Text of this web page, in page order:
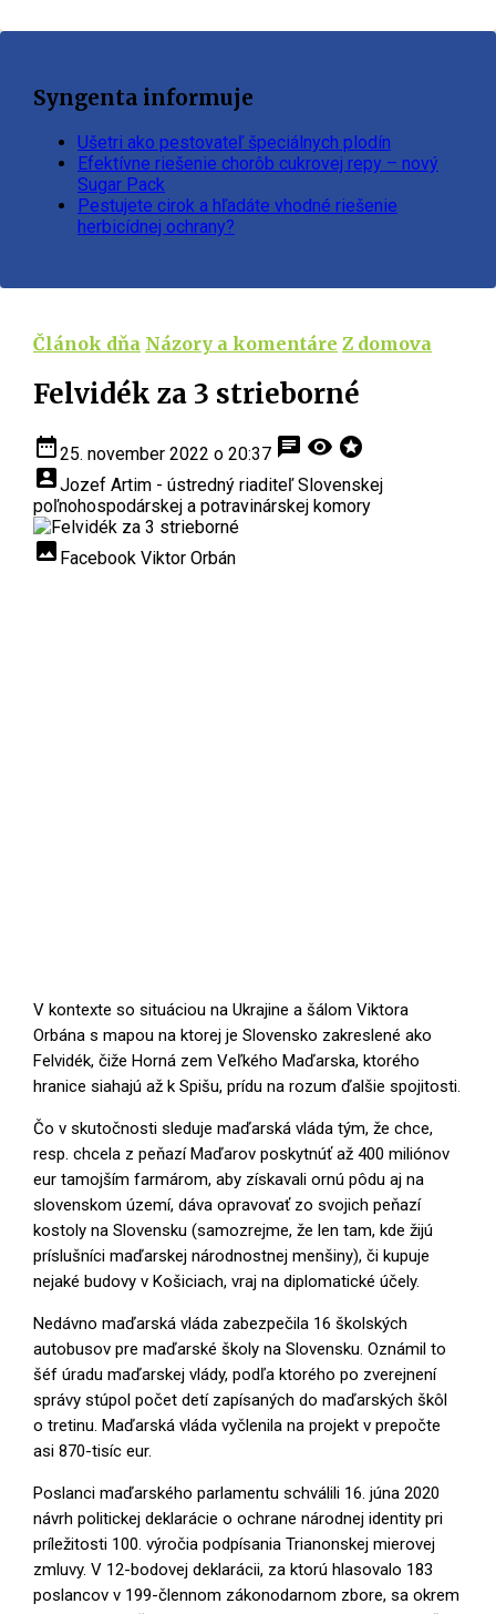
Syngenta informuje
Ušetri ako pestovateľ špeciálnych plodín
Efektívne riešenie chorôb cukrovej repy – nový
Sugar Pack
Pestujete cirok a hľadáte vhodné riešenie
herbicídnej ochrany?
Článok dňa Názory a komentáre Z domova
Felvidék za 3 strieborné
date_range25. november 2022 o 20:37 chat visibility stars
account_boxJozef Artim - ústredný riaditeľ Slovenskej
poľnohospodárskej a potravinárskej komory
insert_photo Facebook Viktor Orbán
V kontexte so situáciou na Ukrajine a šálom Viktora
Orbána s mapou na ktorej je Slovensko zakreslené ako
Felvidék, čiže Horná zem Veľkého Maďarska, ktorého
hranice siahajú až k Spišu, prídu na rozum ďalšie spojitosti.
Čo v skutočnosti sleduje maďarská vláda tým, že chce,
resp. chcela z peňazí Maďarov poskytnúť až 400 miliónov
eur tamojším farmárom, aby získavali ornú pôdu aj na
slovenskom území, dáva opravovať zo svojich peňazí
kostoly na Slovensku (samozrejme, že len tam, kde žijú
príslušníci maďarskej národnostnej menšiny), či kupuje
nejaké budovy v Košiciach, vraj na diplomatické účely.
Nedávno maďarská vláda zabezpečila 16 školských
autobusov pre maďarské školy na Slovensku. Oznámil to
šéf úradu maďarskej vlády, podľa ktorého po zverejnení
správy stúpol počet detí zapísaných do maďarských škôl
o tretinu. Maďarská vláda vyčlenila na projekt v prepočte
asi 870-tisíc eur.
Poslanci maďarského parlamentu schválili 16. júna 2020
návrh politickej deklarácie o ochrane národnej identity pri
príležitosti 100. výročia podpísania Trianonskej mierovej
zmluvy. V 12-bodovej deklarácii, za ktorú hlasovalo 183
poslancov v 199-člennom zákonodarnom zbore, sa okrem